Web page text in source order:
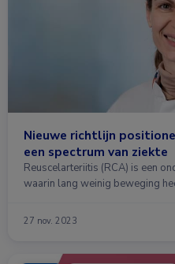
Nieuwe richtlijn
een spectrum van ziekte
Reuscelarteriitis (RCA) is een
waarin lang weinig beweging
27 nov. 2023